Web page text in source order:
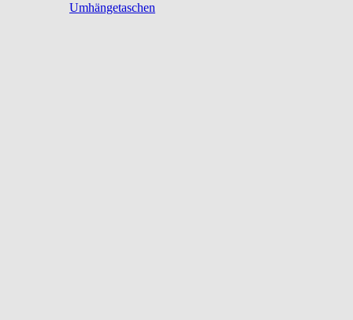
Umhängetaschen